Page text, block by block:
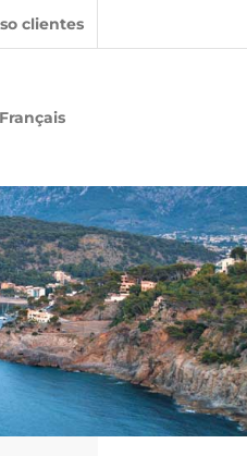
clientes
Français